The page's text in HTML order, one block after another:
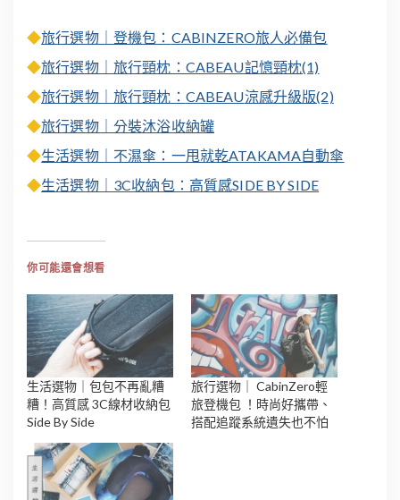
◆旅行選物｜登機包： CABINZERO旅人必備包
◆旅行選物｜旅行頸枕：CABEAU記憶頸枕(1)
◆旅行選物｜旅行頸枕： CABEAU涼感升級版(2)
◆旅行選物｜分裝沐浴收納罐
◆生活選物｜不濕傘：一甩就乾ATAKAMA自動傘
◆生活選物｜3C收納包：高質感SIDE BY SIDE
你可能還會想看
生活選物｜包包不再亂糟
糟！高質感 3C線材收納包
Side By Side
旅行選物｜ CabinZero輕
旅登機包 ！時尚好攜帶、
搭配追蹤系統遺失也不怕